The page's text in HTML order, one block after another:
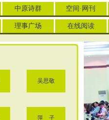
中原诗群 空间·网刊
理事广场 在线阅读
吴思敬
萍 子